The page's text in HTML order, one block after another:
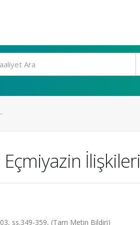
İlişkileri
ss.349-359, (Tam Metin Bildiri)